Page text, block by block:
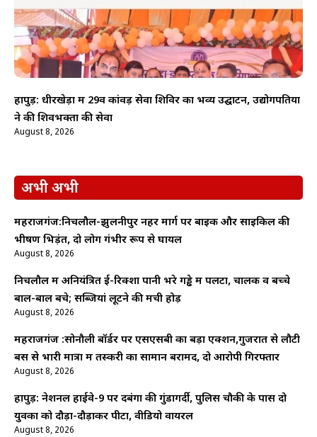
हापुड़: धीरखेड़ा में 29वें कांवड़ सेवा शिविर का भव्य उद्घाटन, उद्योगपतियों
ने की शिवभक्तों की सेवा
August 8, 2026
अभी अभी
महराजगंज:निचलौल-झुलनीपुर नहर मार्ग पर बाइक और साइकिल की
भीषण भिड़ंत, दो लोग गंभीर रूप से घायल
August 8, 2026
निचलौल में अनियंत्रित ई-रिक्शा पानी भरे गड्ढे में पलटा, चालक व बच्चे
बाल-बाल बचे; सब्जियां लूटने की मची होड़
August 8, 2026
महराजगंज :सोनौली बॉर्डर पर एसएसबी का बड़ा एक्शन,गुजरात से लौटी
बस से भारी मात्रा में तस्करी का सामान बरामद, दो आरोपी गिरफ्तार
August 8, 2026
हापुड़: नेशनल हाईवे-9 पर दबंगों की गुंडागर्दी, पुलिस चौकी के पास दो
युवकों को दौड़ा-दौड़ाकर पीटा, वीडियो वायरल
August 8, 2026